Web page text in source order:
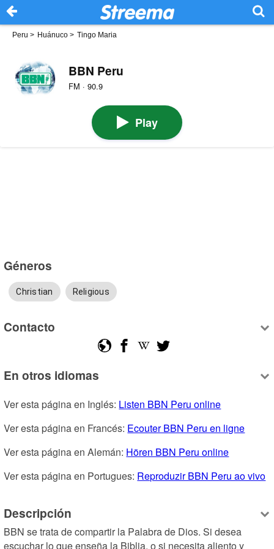
Peru > Huánuco > Tingo Maria
BBN Peru
FM · 90.9
Play
Géneros
Christian Religious
Contacto
En otros idiomas
Ver esta página en Inglés: Listen BBN Peru online
Ver esta página en Francés: Ecouter BBN Peru en ligne
Ver esta página en Alemán: Hören BBN Peru online
Ver esta página en Portugues: Reproduzir BBN Peru ao vivo
Descripción
BBN se trata de compartir la Palabra de Dios. Si desea
escuchar lo que enseña la Biblia, o si necesita aliento y